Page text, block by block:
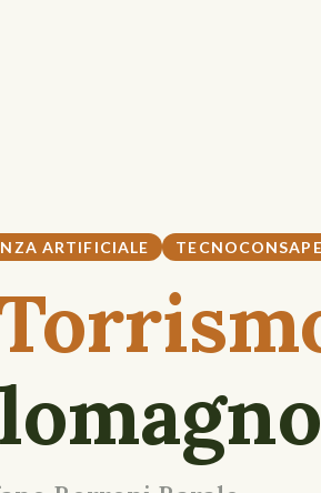
ARTIFICIALE